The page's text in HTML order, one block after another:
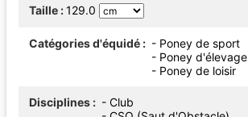
Taille 129.0
Catégories d'équidé
- Poney de sport
- Poney d'élevage
- Poney de loisir
Disciplines
- Club